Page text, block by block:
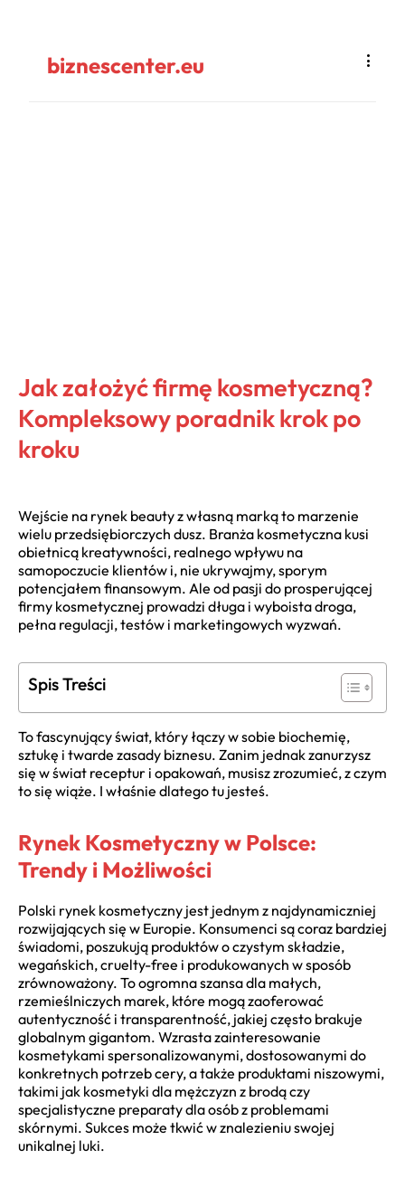
biznescenter.eu
Jak założyć firmę kosmetyczną?
Kompleksowy poradnik krok po
kroku
Wejście na rynek beauty z własną marką to marzenie
wielu przedsiębiorczych dusz. Branża kosmetyczna kusi
obietnicą kreatywności, realnego wpływu na
samopoczucie klientów i, nie ukrywajmy, sporym
potencjałem finansowym. Ale od pasji do prosperującej
firmy kosmetycznej prowadzi długa i wyboista droga,
pełna regulacji, testów i marketingowych wyzwań.
Spis Treści
To fascynujący świat, który łączy w sobie biochemię,
sztukę i twarde zasady biznesu. Zanim jednak zanurzysz
się w świat receptur i opakowań, musisz zrozumieć, z czym
to się wiąże. I właśnie dlatego tu jesteś.
Rynek Kosmetyczny w Polsce:
Trendy i Możliwości
Polski rynek kosmetyczny jest jednym z najdynamiczniej
rozwijających się w Europie. Konsumenci są coraz bardziej
świadomi, poszukują produktów o czystym składzie,
wegańskich, cruelty-free i produkowanych w sposób
zrównoważony. To ogromna szansa dla małych,
rzemieślniczych marek, które mogą zaoferować
autentyczność i transparentność, jakiej często brakuje
globalnym gigantom. Wzrasta zainteresowanie
kosmetykami spersonalizowanymi, dostosowanymi do
konkretnych potrzeb cery, a także produktami niszowymi,
takimi jak kosmetyki dla mężczyzn z brodą czy
specjalistyczne preparaty dla osób z problemami
skórnymi. Sukces może tkwić w znalezieniu swojej
unikalnej luki.